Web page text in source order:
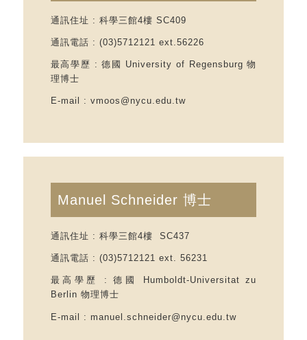
通訊住址 : 科學三館4樓 SC409
通訊電話 : (03)5712121 ext.56226
最高學歷 : 德國 University of Regensburg 物
理博士
E-mail : vmoos@nycu.edu.tw
Manuel Schneider 博士
通訊住址 : 科學三館4樓 SC437
通訊電話 : (03)5712121 ext. 56231
最高學歷 : 德國 Humboldt-Universitat zu
Berlin 物理博士
E-mail : manuel.schneider@nycu.edu.tw